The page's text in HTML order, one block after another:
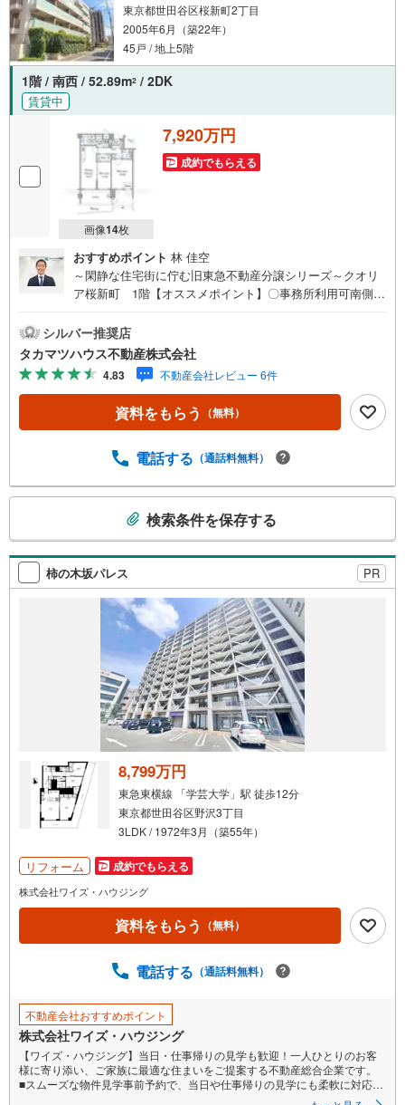
東京都世田谷区桜新町2丁目
2005年6月（築22年）
45戸 / 地上5階
1階 / 南西 / 52.89m2 / 2DK
賃貸中
画像14枚
7,920万円
成約でもらえる
おすすめポイント 林 佳空
～閑静な住宅街に佇む旧東急不動産分譲シリーズ～クオリ
ア桜新町 1階【オススメポイント】〇事務所利用可南側の
す。〇田園都市線「桜新町」駅約徒歩6分渋谷駅や大手町駅
まで乗り換えせず使える為、利便性の高い駅でございま
す。〇管理状態が良好不動産デベロッパー東急不動産が開
発・分譲・建物管理を行っている為、中長期的にも安心で
す。【ライフインフォメーション】〇桜町小学校 約徒歩1
4分（約1100m）〇深沢中学校 約徒歩17分（約1300m）〇
世田谷桜新町店 約徒歩5分（約350m）〇ファミリーマー
院 約徒歩24分（約1900m）〇桜新町二丁目ウレシパモシ
リ市民緑地 約徒歩2分（約110m）現在賃貸稼働しており
ますので、是非将来的な資産としてもご検討下さいませ。
担当:林
シルバー推奨店
タカマツハウス不動産株式会社
4.83 不動産会社レビュー 6件
資料をもらう （無料）
電話する （通話料無料）
検
索
条
マ
イ
ペ
ジ
存
す
る
検索条件を保存する
柿の木坂パレス PR
8,799万円
東急東横線 「学芸大学」駅 徒歩12分
東京都世田谷区野沢3丁目
3LDK / 1972年3月（築55年）
リフォーム 成約でもらえる
株式会社ワイズ・ハウジング
資料をもらう （無料）
電話する （通話料無料）
不動産会社おすすめポイント
株式会社ワイズ・ハウジング
【ワイズ・ハウジング】当日・仕事帰りの見学も歓迎！一人ひとりのお客
様に寄り添い、ご家族に最適な住まいをご提案する不動産総合企業です。
■スムーズな物件見学事前予約で、当日や仕事帰りの見学にも柔軟に対応い
たします。現地や店舗での待ち合わせ、最寄駅・周辺施設での合流、ご